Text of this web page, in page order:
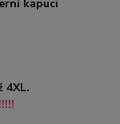
kapuci
4XL.